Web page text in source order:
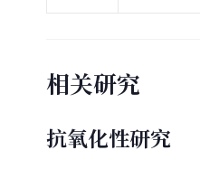
相关研究
抗氧化性研究